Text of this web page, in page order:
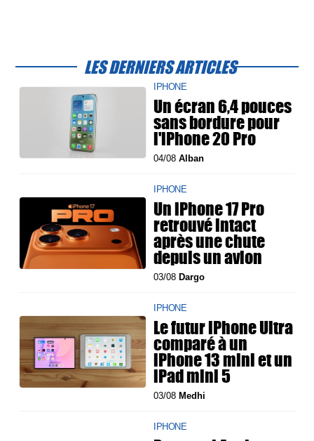
LES DERNIERS ARTICLES
IPHONE
Un écran 6,4 pouces
sans bordure pour
l'iPhone 20 Pro
04/08Alban
IPHONE
Un iPhone 17 Pro
retrouvé intact
après une chute
depuis un avion
03/08 Dargo
IPHONE
Le futur iPhone Ultra
comparé à un
iPhone 13 mini et un
iPad mini 5
03/08 Medhi
IPHONE